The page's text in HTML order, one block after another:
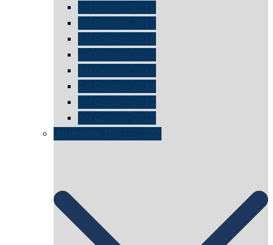
Art Cologne 2018
Art Cologne 2017
Art Cologne 2016
Art Cologne 2015
Art Cologne 2014
Art Cologne 2013
Art Cologne 2012
Art Cologne 2011
documenta 1987 – 2022